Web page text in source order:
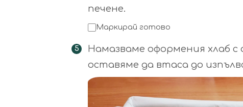
печене.
Маркирай готово
Намазваме оформения хлаб с
оставяме да втаса до